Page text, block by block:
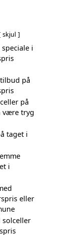
skjul
i
på
på
være tryg
taget i
i
eller
solceller